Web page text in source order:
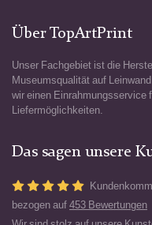
Über TopArtPrint
Unser Fachgebiet ist die
Museumsqualität auf
wir einen Einrahmungsservice
Liefermöglichkeiten.
Das sagen unsere
bezogen auf 453 Bewertungen